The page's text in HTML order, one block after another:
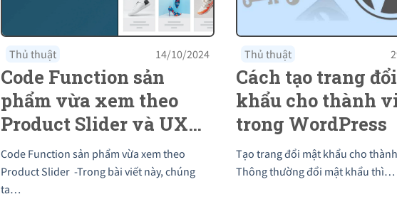
Thủ thuật 14/10/2024
Code Function sản
phẩm vừa xem theo
Product Slider và UX
Flatsome
Code Function sản phẩm vừa xem theo
Product Slider -Trong bài viết này, chúng
ta…
Thủ thuật
Cách tạo trang
khẩu cho thành
trong WordPress
Tạo trang đổi mật khẩu cho
Thông thường đổi mật khẩu thì…